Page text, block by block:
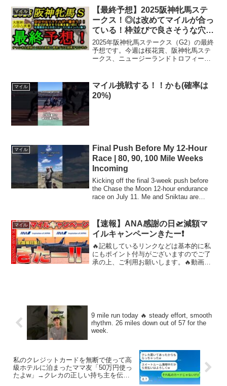
マイル
【最終予想】2025阪神牝馬ステ
ークス！◎は改めてマイルが合っ
ている！枠並びで良さそうな穴馬
を重い印に！
2025年阪神牝馬ステークス（G2）の最終
予想です。今週は桜花賞、阪神牝馬ステ
ークス、ニュージーランドトロフィーが
ンドガール、アルジーヌなどが登場予
定。夢色グラスチャ...
マイル
マイル挑戦する！！かも(確率は
20%)
マイル
Final Push Before My 12-Hour
Race | 80, 90, 100 Mile Weeks
Incoming
Kicking off the final 3-week push before
the Chase the Moon 12-hour endurance
race on July 11. Me and Sniktau are
マイル
【速報】ANA感謝の日🛫減額マ
イルキャンペーンきたー❗️
🔥記載しているリンクなどは基本的に私
にもポイント付与がございますのでご了
承の上、ご利用お願いします。🔥動画内
9 mile run today 🔥 steady effort, smooth
rhythm. 26 miles down out of 57 for the
week.
私のクレジットカードを無断で使って高
級ホテルに泊まったママ友「50万円使っ
たよw」→クレカの正しい持ち主を伝え